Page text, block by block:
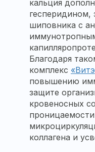
кальция
гесперидином,
шиповника с
Благодаря
комплекс «
повышению
защите
кровеносных
коллагена и